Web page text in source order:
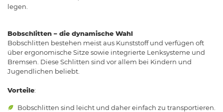
legen.
Bobschlitten – die dynamische Wahl
Bobschlitten bestehen meist aus Kunststoff und verfügen oft
über ergonomische Sitze sowie integrierte Lenksysteme und
Bremsen. Diese Schlitten sind vor allem bei Kindern und
Jugendlichen beliebt.
Vorteile:
Bobschlitten sind leicht und daher einfach zu transportieren.